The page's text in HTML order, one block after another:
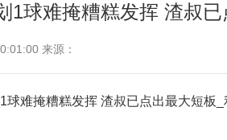
1球难掩糟糕发挥 渣叔
来源：
球难掩糟糕发挥 渣叔已点出最大短板_